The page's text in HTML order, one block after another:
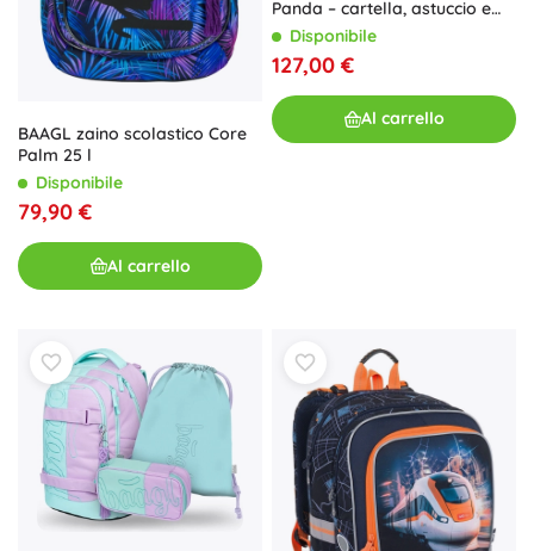
BAAGL zaino scolastico Core
Palm 25 l
Disponibile
79,90 €
Al carrello
Panda – cartella, astuccio e
sacca per le scarpe di
ricambio
Disponibile
127,00 €
Al carrello